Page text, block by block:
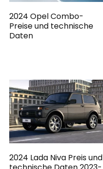
2024 Opel Combo-
Preise und technische
Daten
2024 Lada Niva Preis und